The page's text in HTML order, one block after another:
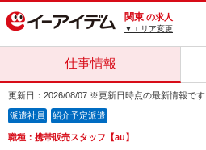
関東 の求人
▼エリア変更
仕事情報
更新日：2026/08/07 ※更新日時点の最新情報です
派遣社員 紹介予定派遣
職種：携帯販売スタッフ【au】